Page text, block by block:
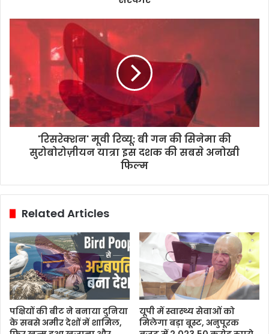
'रिसरेक्शन' मूवी रिव्यू: बी गन की सिनेमा की
सुरोबोरोज़ीयन यात्रा इस दशक की सबसे अनोखी
फिल्म
Related Articles
पक्षियों की बीट ने बनाया दुनिया
के सबसे अमीर देशों में शामिल,
यूपी में स्वास्थ्य सेवाओं को
मिलेगा बड़ा बूस्ट, अनुपूरक